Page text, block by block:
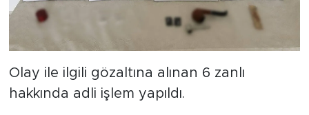
Olay ile ilgili gözaltına alınan 6 zanlı
hakkında adli işlem yapıldı.